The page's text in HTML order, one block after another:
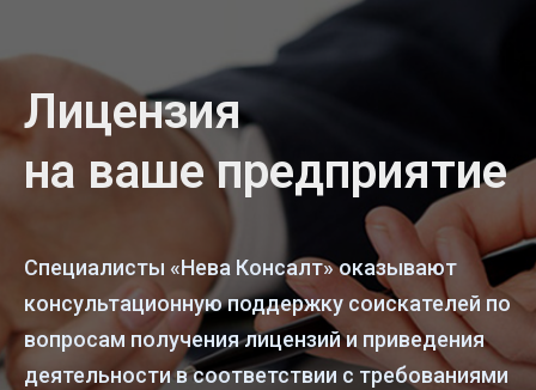
Лицензия
на ваше предприятие
Специалисты «Нева Консалт» оказывают
консультационную поддержку соискателей по
вопросам получения лицензий и приведения
деятельности в соответствии с требованиями